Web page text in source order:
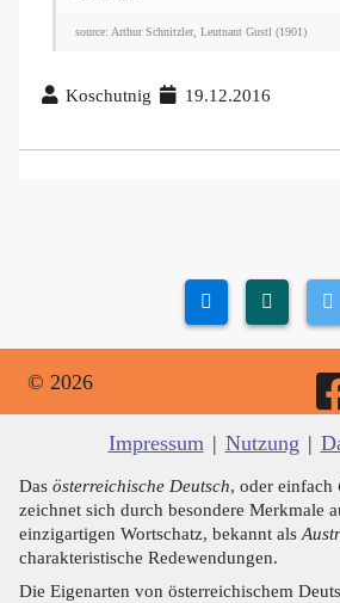
source: Arthur Schnitzler, Leutnant Gustl (1901)
Koschutnig 19.12.2016
© 2026
Impressum | Nutzung |
Das österreichische Deutsch, oder einfach
zeichnet sich durch besondere Merkmale
einzigartigen Wortschatz, bekannt als
charakteristische Redewendungen.
Die Eigenarten von österreichischem